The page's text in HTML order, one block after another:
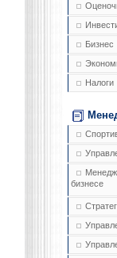
Бизнес
Налоги
бизнесе